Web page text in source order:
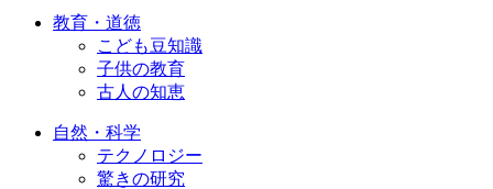
教育・道徳
こども豆知識
子供の教育
古人の知恵
自然・科学
テクノロジー
驚きの研究